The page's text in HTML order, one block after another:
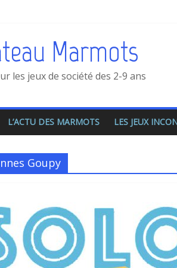
Marmots
les jeux de société des 2-9 ans
L’ACTU DES MARMOTS LES JEUX
Goupy